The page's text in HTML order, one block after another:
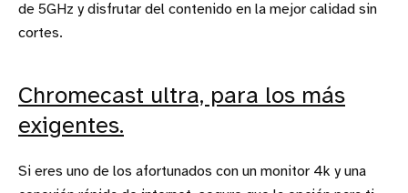
de 5GHz y disfrutar del contenido en la mejor calidad sin
cortes.
Chromecast ultra, para los más
exigentes.
Si eres uno de los afortunados con un monitor 4k y una